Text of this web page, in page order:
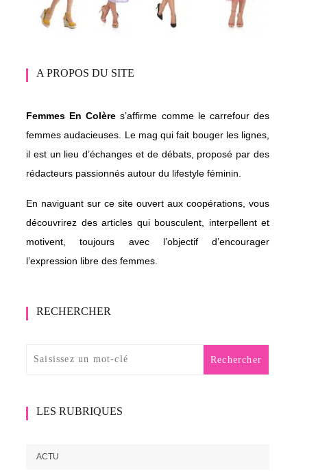
A PROPOS DU SITE
Femmes En Colère s’affirme comme le carrefour des
femmes audacieuses. Le mag qui fait bouger les lignes,
il est un lieu d’échanges et de débats, proposé par des
rédacteurs passionnés autour du lifestyle féminin.
En naviguant sur ce site ouvert aux coopérations, vous
découvrirez des articles qui bousculent, interpellent et
motivent, toujours avec l’objectif d’encourager
l’expression libre des femmes.
RECHERCHER
LES RUBRIQUES
ACTU